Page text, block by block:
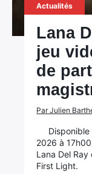
Actualités
Lana
jeu
de
Par Julien
2026 à
Lana Del
First Light.